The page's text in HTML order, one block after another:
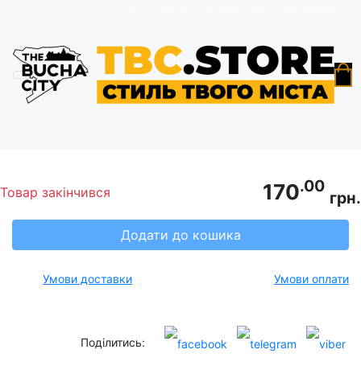
Пін "Бучанка"
Товар закінчився 170.00
грн.
Додати до кошика
Умови доставки Умови оплати
Поділитись: